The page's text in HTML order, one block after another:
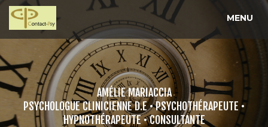
MENU
AMÉLIE MARIACCIA
PSYCHOLOGUE CLINICIENNE D.E • PSYCHOTHÉRAPEUTE •
HYPNOTHÉRAPEUTE • CONSULTANTE